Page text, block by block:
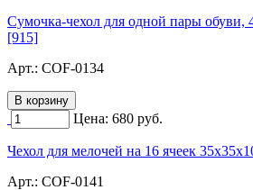
Сумочка-чехол для одной пары обуви,
[915]
Арт.: COF-0134
Цена: 680 руб.
Чехол для мелочей на 16 ячеек
Арт.: COF-0141